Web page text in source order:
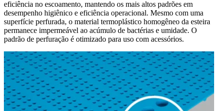
eficiência no escoamento, mantendo os mais altos padrões em
desempenho higiênico e eficiência operacional. Mesmo com uma
superfície perfurada, o material termoplástico homogêneo da esteira
permanece impermeável ao acúmulo de bactérias e umidade. O
padrão de perfuração é otimizado para uso com acessórios.